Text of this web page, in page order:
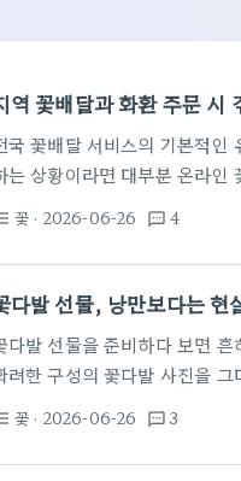
역 꽃배달과 화환 주문 시
국 꽃배달 서비스의 기본적인
는 상황이라면 대부분 온라인
의 없습니다. 대다수의 전국 배
외하고 재하청을 주는 방식으
작에 사용되는 비용은 소비자
꽃 · 2026-06-26 textsms 4
다발 선물, 낭만보다는 현
다발 선물을 준비하다 보면
려한 구성의 꽃다발 사진을
다. 특히 가격과 관리라는 현실
길 보통 꽃다발 한 다발을 제
꽃 · 2026-06-26 textsms 3